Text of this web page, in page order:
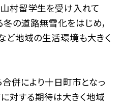
村留学生を受け入れて
冬の道路無雪化をはじめ，
地域の生活環境も大きく
併により十日町市となっ
対する期待は大きく地域